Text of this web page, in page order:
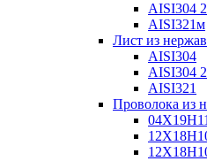
AISI304
AISI321м
Лист из
AISI304
AISI304
AISI321
Проволока из